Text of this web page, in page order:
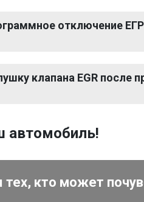
отключение ЕГР
клапана EGR после
автомобиль!
кто может